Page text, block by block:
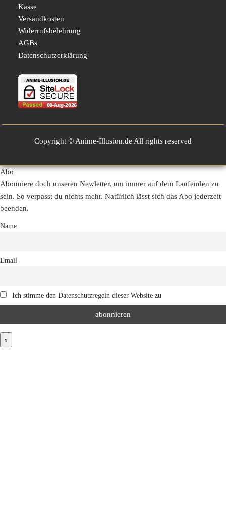
Kasse
Versandkosten
Widerrufsbelehrung
AGBs
Datenschutzerklärung
Copyright © Anime-Illusion.de All rights reserved
Abo
Abonniere doch unseren Newletter, um immer auf dem Laufenden zu
sein. So verpasst du nichts mehr. Natürlich lässt sich das Abo jederzeit
beenden.
Name
Email
Ich stimme den Datenschutzregeln dieser Website zu
x